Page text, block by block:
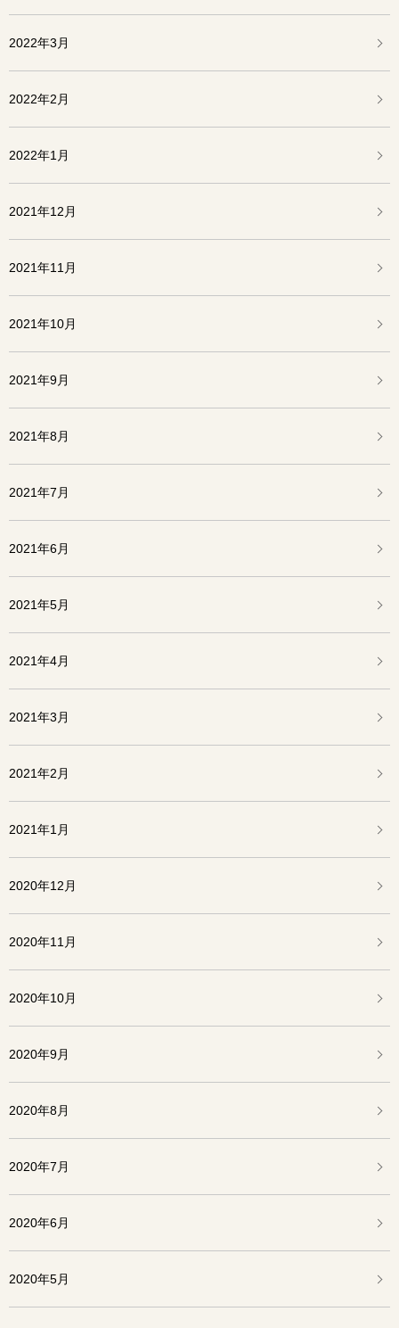
2022年3月
2022年2月
2022年1月
2021年12月
2021年11月
2021年10月
2021年9月
2021年8月
2021年7月
2021年6月
2021年5月
2021年4月
2021年3月
2021年2月
2021年1月
2020年12月
2020年11月
2020年10月
2020年9月
2020年8月
2020年7月
2020年6月
2020年5月